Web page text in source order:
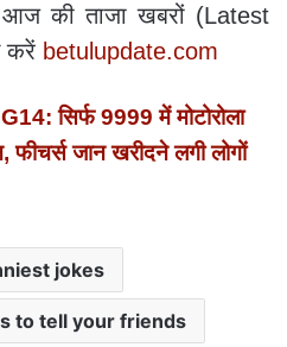
की ताजा खबरों (Latest
करें betulupdate.com
सिर्फ 9999 में मोटोरोला
फीचर्स जान खरीदने लगी लोगों
jokes
to tell your friends